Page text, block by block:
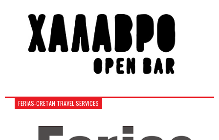
FERIAS-CRETAN TRAVEL SERVICES